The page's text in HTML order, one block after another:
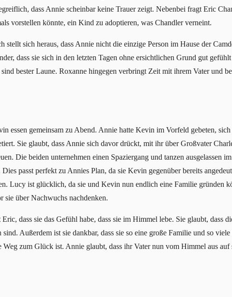
dass Annie scheinbar keine Trauer zeigt. Nebenbei fragt Eric
vorstellen könnte, ein Kind zu adoptieren, was Chandler verneint.
stellt sich heraus, dass Annie nicht die einzige Person im Hause der
dass sie sich in den letzten Tagen ohne ersichtlichen Grund gut
bester Laune. Roxanne hingegen verbringt Zeit mit ihrem Vater und
essen gemeinsam zu Abend. Annie hatte Kevin im Vorfeld gebeten,
Sie glaubt, dass Annie sich davor drückt, mit ihr über Großvater
Die beiden unternehmen einen Spaziergang und tanzen ausgelassen
passt perfekt zu Annies Plan, da sie Kevin gegenüber bereits
Lucy ist glücklich, da sie und Kevin nun endlich eine Familie gründen
sie über Nachwuchs nachdenken.
dass sie das Gefühl habe, dass sie im Himmel lebe. Sie glaubt, dass
sind. Außerdem ist sie dankbar, dass sie so eine große Familie und so
Weg zum Glück ist. Annie glaubt, dass ihr Vater nun vom Himmel aus auf